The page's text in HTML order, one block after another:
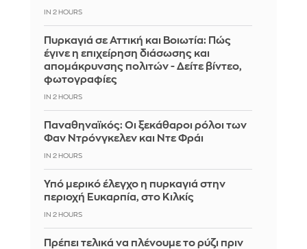
IN 2 HOURS
Πυρκαγιά σε Αττική και Βοιωτία: Πώς
έγινε η επιχείρηση διάσωσης και
απομάκρυνσης πολιτών - Δείτε βίντεο,
φωτογραφίες
IN 2 HOURS
Παναθηναϊκός: Οι ξεκάθαροι ρόλοι των
Φαν Ντρόνγκελεν και Ντε Φράι
IN 2 HOURS
Υπό μερικό έλεγχο η πυρκαγιά στην
περιοχή Ευκαρπία, στο Κιλκίς
IN 2 HOURS
Πρέπει τελικά να πλένουμε το ρύζι πριν